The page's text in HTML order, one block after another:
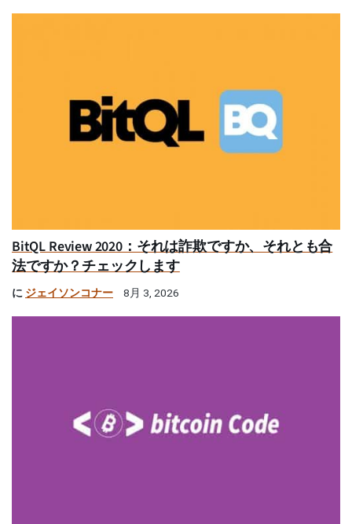
BitQL Review 2020：それは詐欺ですか、それとも合
法ですか？チェックします
に ジェイソンコナー 8月 3, 2026